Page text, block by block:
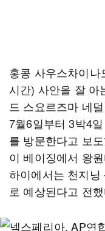
홍콩 사우스차이
시간) 사안을 잘 아
드 스요르즈마 네
7월6일부터 3박4
를 방문한다고 보
이 베이징에서 왕
하이에서는 천지닝
로 예상된다고 전